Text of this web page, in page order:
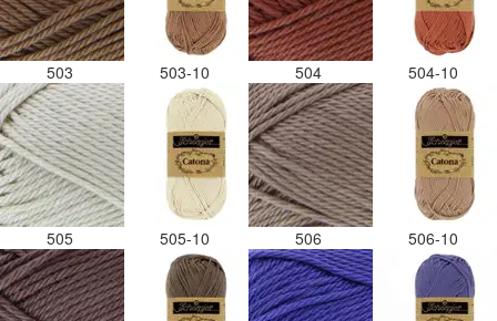
503 503-10 504 504-10
505 505-10 506 506-10